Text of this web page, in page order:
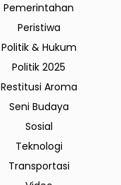
Pemerintahan
Peristiwa
Politik & Hukum
Politik 2025
Restitusi Aroma
Seni Budaya
Sosial
Teknologi
Transportasi